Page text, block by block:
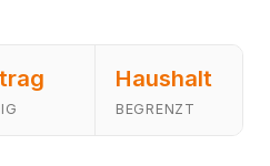
Haushalt
BEGRENZT